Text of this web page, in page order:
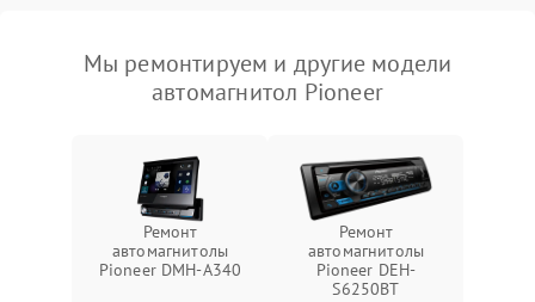
Мы ремонтируем и другие модели
автомагнитол Pioneer
Ремонт
автомагнитолы
Pioneer DMH-A340
Ремонт
автомагнитолы
Pioneer DEH-
S6250BT